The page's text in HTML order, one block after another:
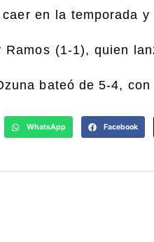
en la temporada
Ramos (1-1), quien
bateó de 5-4, con
WhatsApp Facebook